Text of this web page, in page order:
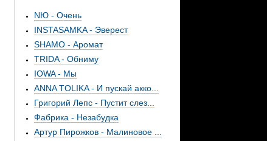
NЮ - Очень
INSTASAMKA - Эверест
SHAMO - Аромат
TRIDA - Обниму
IOWA - Мы
ANNA TOLIKA - И пускай акко...
Григорий Лепс - Пустит слез...
Фабрика - Незабудка
Артур Пирожков - Малиновое ...